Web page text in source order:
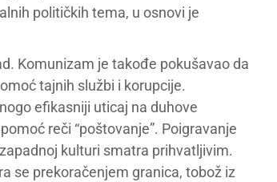
političkih tema, u osnovi je
Komunizam je takođe pokušavao da
tajnih službi i korupcije.
efikasniji uticaj na duhove
reči “poštovanje”. Poigravanje
kulturi smatra prihvatljivim.
se prekoračenjem granica, tobož iz